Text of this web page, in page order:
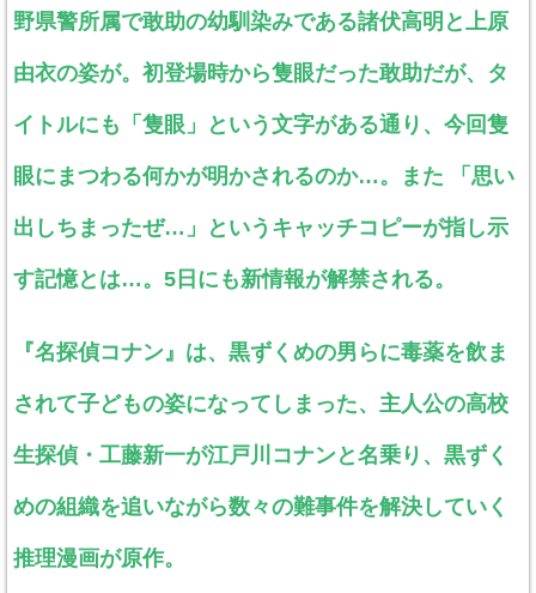
野県警所属で敢助の幼馴染みである諸伏高明と上原
由衣の姿が。初登場時から隻眼だった敢助だが、タ
イトルにも「隻眼」という文字がある通り、今回隻
眼にまつわる何かが明かされるのか…。また 「思い
出しちまったぜ…」というキャッチコピーが指し示
す記憶とは…。5日にも新情報が解禁される。
『名探偵コナン』は、黒ずくめの男らに毒薬を飲ま
されて子どもの姿になってしまった、主人公の高校
生探偵・工藤新一が江戸川コナンと名乗り、黒ずく
めの組織を追いながら数々の難事件を解決していく
推理漫画が原作。